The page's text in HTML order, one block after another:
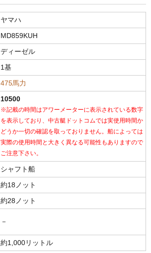
ヤマハ
MD859KUH
ディーゼル
1基
475馬力
10500
※記載の時間はアワーメーターに表示されている数字
を表示しており、中古艇ドットコムでは実使用時間か
どうか一切の確認を取っておりません。船によっては
実際の使用時間と大きく異なる可能性もありますので
ご注意下さい。
シャフト船
約18ノット
約28ノット
－
約1,000リットル